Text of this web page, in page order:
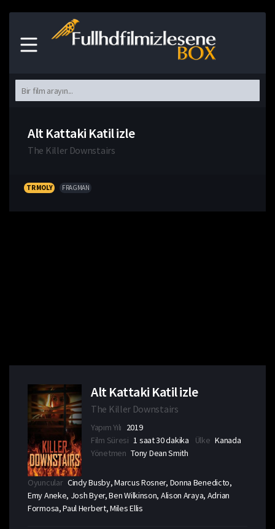
Alt Kattaki Katil izle
The Killer Downstairs
TR MOLY FRAGMAN
Alt Kattaki Katil izle
The Killer Downstairs
Yapım Yılı 2019
Film Süresi 1 saat 30 dakika Ülke Kanada
Yönetmen Tony Dean Smith
Oyuncular Cindy Busby, Marcus Rosner, Donna Benedicto,
Emy Aneke, Josh Byer, Ben Wilkinson, Alison Araya, Adrian
Formosa, Paul Herbert, Miles Ellis